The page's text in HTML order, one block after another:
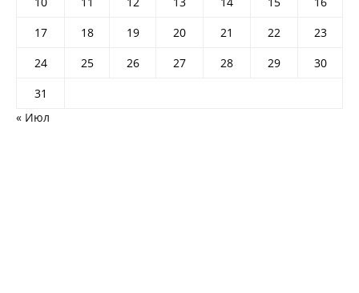
17
18 19 20 21 22
23
24
25 26 27 28 29
30
31
« Июл